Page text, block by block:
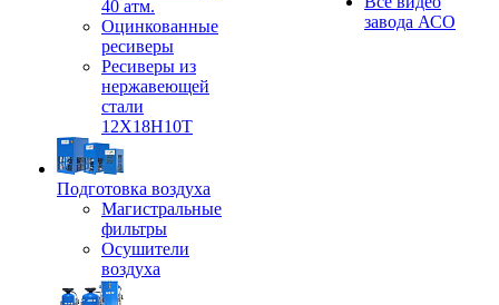
40 атм.
Оцинкованные
ресиверы
Ресиверы из
нержавеющей
стали
12Х18Н10Т
Подготовка воздуха
Магистральные
фильтры
Осушители
воздуха
завода АСО